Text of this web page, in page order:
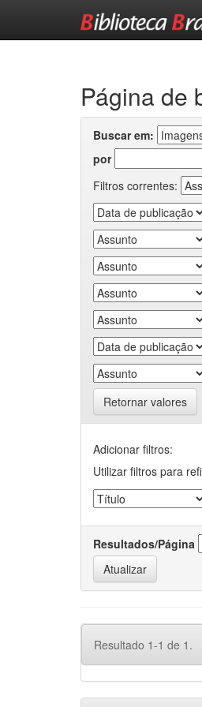
Página de
Buscar em:
por
Filtros correntes:
Retornar valores
Adicionar filtros:
Utilizar filtros para
Resultados/Página
Resultado 1-1 de 1.